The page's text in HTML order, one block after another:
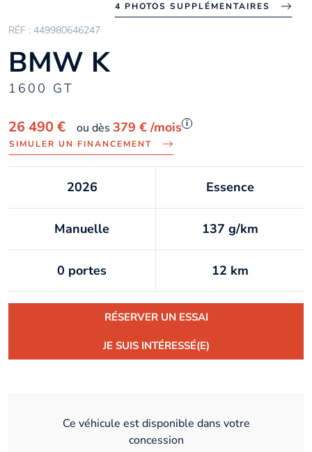
4 PHOTOS SUPPLÉMENTAIRES
RÉF : 449980646247
BMW K
1600 GT
26 490 € ou dès 379 € /mois i
SIMULER UN FINANCEMENT
2026 Essence
Manuelle 137 g/km
0 portes 12 km
RÉSERVER UN ESSAI
JE SUIS INTÉRESSÉ(E)
Ce véhicule est disponible dans votre
concession